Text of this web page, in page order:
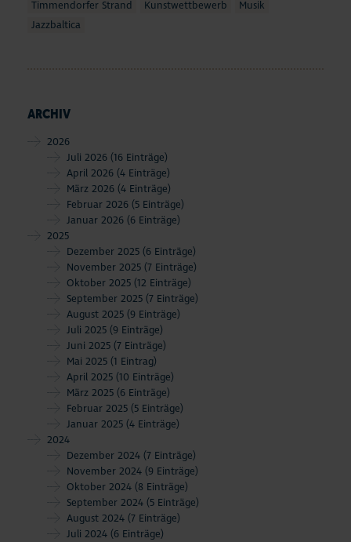
Timmendorfer Strand Kunstwettbewerb
Musik
Jazzbaltica
ARCHIV
2026
Juli 2026 (16 Einträge)
April 2026 (4 Einträge)
März 2026 (4 Einträge)
Februar 2026 (5 Einträge)
Januar 2026 (6 Einträge)
2025
Dezember 2025 (6 Einträge)
November 2025 (7 Einträge)
Oktober 2025 (12 Einträge)
September 2025 (7 Einträge)
August 2025 (9 Einträge)
Juli 2025 (9 Einträge)
Juni 2025 (7 Einträge)
Mai 2025 (1 Eintrag)
April 2025 (10 Einträge)
März 2025 (6 Einträge)
Februar 2025 (5 Einträge)
Januar 2025 (4 Einträge)
2024
Dezember 2024 (7 Einträge)
November 2024 (9 Einträge)
Oktober 2024 (8 Einträge)
September 2024 (5 Einträge)
August 2024 (7 Einträge)
Juli 2024 (6 Einträge)